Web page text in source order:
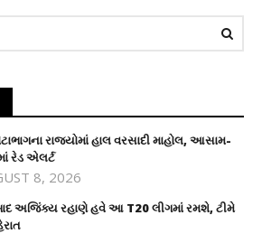
રાજ્યોમાં હાલ વરસાદી માહોલ, આસામ-
રેડ એલર્ટ
8, 2026
બાદ અજિંક્ય રહાણે હવે આ T20 લીગમાં રમશે, ટીમે